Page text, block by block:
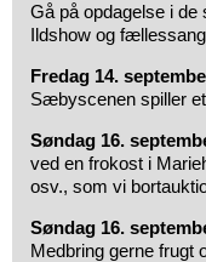
Gå på opdagelse i
Ildshow og
Fredag 14.
Sæbyscenen spiller
Søndag 16.
ved en frokost i
osv., som vi
Søndag 16.
Medbring gerne frugt